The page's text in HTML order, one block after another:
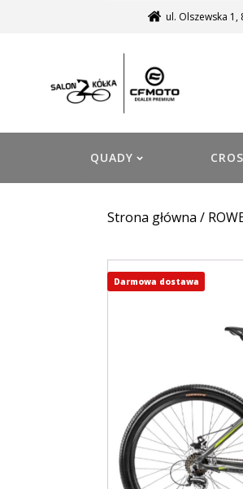
ul. Olszewska 1,
QUADY
Strona główna /
Darmowa dostawa